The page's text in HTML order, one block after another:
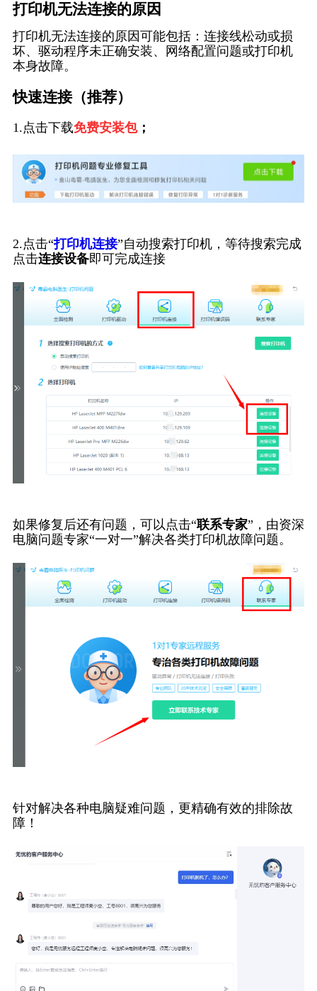
打印机无法连接的原因
打印机无法连接的原因可能包括：连接线松动或损
坏、驱动程序未正确安装、网络配置问题或打印机
本身故障。
快速连接（推荐）
1.点击下载免费安装包；
2.点击“打印机连接”自动搜索打印机，等待搜索完成
点击连接设备即可完成连接
如果修复后还有问题，可以点击“联系专家”，由资深
电脑问题专家“一对一”解决各类打印机故障问题。
针对解决各种电脑疑难问题，更精确有效的排除故
障！